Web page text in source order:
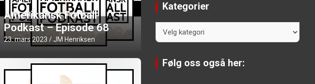
Amerikansk Fotball
Podkast – Episode 68
23. mars 2023 JM Henriksen
Kategorier
Følg oss også her: